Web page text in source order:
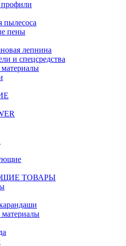
пены
лепнина
и спецсредства
ТОВАРЫ
материалы